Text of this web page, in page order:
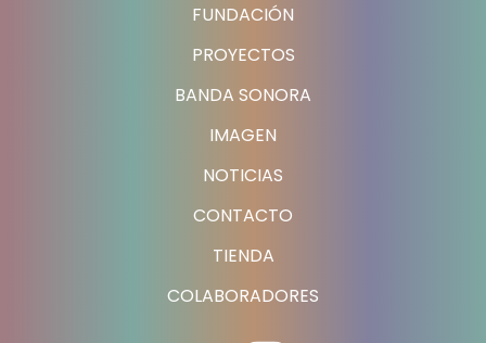
FUNDACIÓN
PROYECTOS
BANDA SONORA
IMAGEN
NOTICIAS
CONTACTO
TIENDA
COLABORADORES